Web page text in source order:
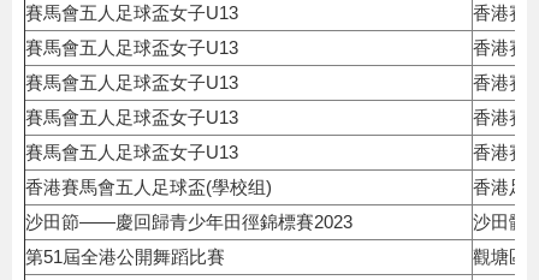
賽馬會五人足球盃女子U13
香港賽
賽馬會五人足球盃女子U13
香港賽
賽馬會五人足球盃女子U13
香港賽
賽馬會五人足球盃女子U13
香港賽
賽馬會五人足球盃女子U13
香港賽
香港賽馬會五人足球盃(學校组)
香港足
沙田節——慶回歸青少年田徑錦標賽2023
沙田體
第51屆全港公開舞蹈比賽
觀塘區